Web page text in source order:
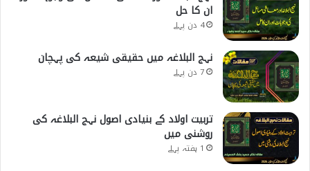
ان کا حل
4 دن پہلے
نہج البلاغہ میں حقیقی شیعہ کی پہچان
7 دن پہلے
تربیت اولاد کے بنیادی اصول نہج البلاغہ کی
روشنی میں
1 ہفتہ پہلے